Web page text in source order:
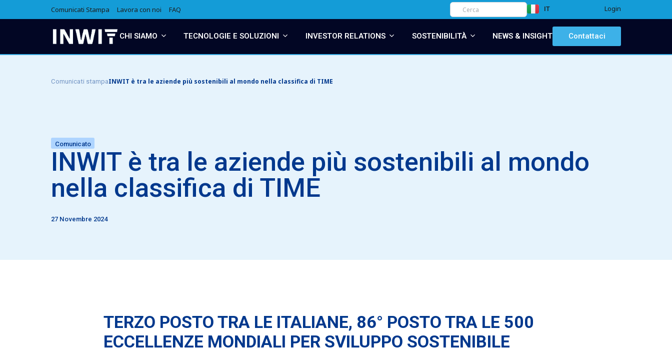
Comunicati Stampa Lavora con noi FAQ IT
EN Login
CHI SIAMO TECNOLOGIE E SOLUZIONI INVESTOR RELATIONS SOSTENIBILITÀ NEWS & INSIGHT Contattaci
Comunicati stampaINWIT è tra le aziende più sostenibili al mondo nella classifica di TIME
Comunicato
INWIT è tra le aziende più sostenibili al mondo
nella classifica di TIME
27 Novembre 2024
TERZO POSTO TRA LE ITALIANE, 86° POSTO TRA LE 500
ECCELLENZE MONDIALI PER SVILUPPO SOSTENIBILE